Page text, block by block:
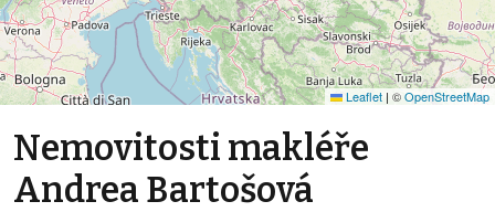
Leaflet | ©OpenStreetMap
Nemovitosti makléře
Andrea Bartošová